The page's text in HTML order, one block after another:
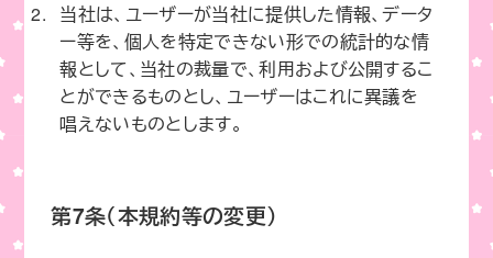
当社は、ユーザーが当社に提供した情報、データ
ー等を、個人を特定できない形での統計的な情
報として、当社の裁量で、利用および公開するこ
とができるものとし、ユーザーはこれに異議を
唱えないものとします。
第7条（本規約等の変更）